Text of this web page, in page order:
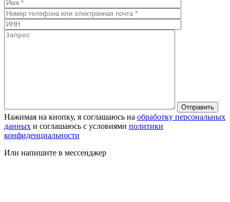
Нажимая на кнопку, я соглашаюсь на обработку персональных
данных и соглашаюсь с условиями политики
конфиденциальности
Или напишите в мессенджер